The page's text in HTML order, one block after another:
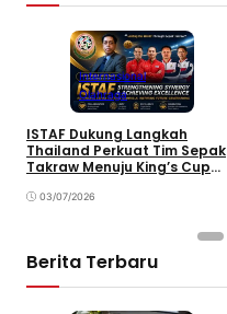
Internasional
Olahraga
ISTAF Dukung Langkah
Thailand Perkuat Tim Sepak
Takraw Menuju King’s Cup
03/07/2026
Berita Terbaru